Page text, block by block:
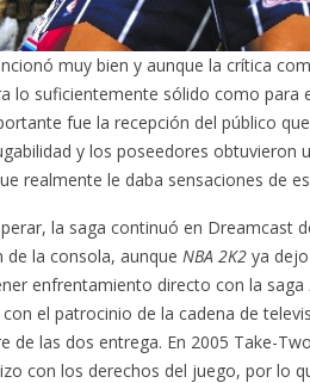
muy bien y aunque la crítica
lo suficientemente sólido como para
fue la recepción del público
y los poseedores obtuvieron
realmente le daba sensaciones de
la saga continuó en Dreamcast
de la consola, aunque NBA 2K2 ya
enfrentamiento directo con la saga
el patrocinio de la cadena de
de las dos entrega. En 2005 Take-
con los derechos del juego, por lo